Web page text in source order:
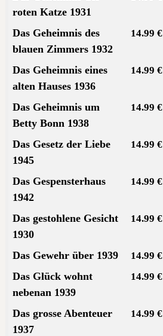
roten Katze 1931
Das Geheimnis des
blauen Zimmers 1932
14.99 €
Das Geheimnis eines
alten Hauses 1936
14.99 €
Das Geheimnis um
Betty Bonn 1938
14.99 €
Das Gesetz der Liebe
1945
14.99 €
Das Gespensterhaus
1942
14.99 €
Das gestohlene Gesicht
1930
14.99 €
Das Gewehr über 1939 14.99 €
Das Glück wohnt
nebenan 1939
14.99 €
Das grosse Abenteuer
1937
14.99 €